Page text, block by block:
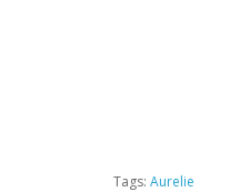
Tags: Aurelie